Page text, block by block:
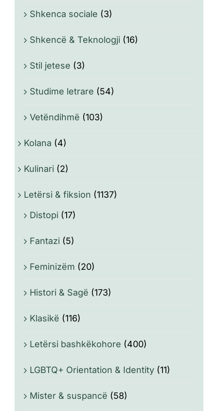
Shkenca sociale (3)
Shkencë & Teknologji (16)
Stil jetese (3)
Studime letrare (54)
Vetëndihmë (103)
Kolana (4)
Kulinari (2)
Letërsi & fiksion (1137)
Distopi (17)
Fantazi (5)
Feminizëm (20)
Histori & Sagë (173)
Klasikë (116)
Letërsi bashkëkohore (400)
LGBTQ+ Orientation & Identity (11)
Mister & suspancë (58)